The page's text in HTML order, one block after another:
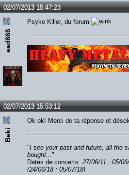
02/07/2013 15:47:23
ead666
Psyko Killer, du forum
02/07/2013 15:53:12
Beki
Ok ok! Merci de ta réponse et
"I see your past and future, all the
bought... "
Dates de concerts: 27/06/11 ; 05/
(24/06/18 ; 05/07/18)